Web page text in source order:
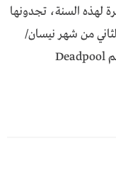
لهذه السنة، تجدونها
من شهر نيسان/